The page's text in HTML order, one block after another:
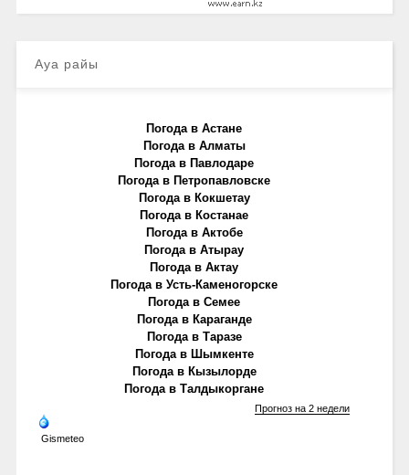
Ауа райы
Погода в Астане
Погода в Алматы
Погода в Павлодаре
Погода в Петропавловске
Погода в Кокшетау
Погода в Костанае
Погода в Актобе
Погода в Атырау
Погода в Актау
Погода в Усть-Каменогорске
Погода в Семее
Погода в Караганде
Погода в Таразе
Погода в Шымкенте
Погода в Кызылорде
Погода в Талдыкоргане
Gismeteo
Прогноз на 2 недели